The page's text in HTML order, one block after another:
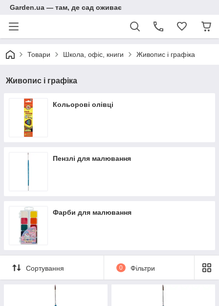
Garden.ua — там, де сад оживає
Товари Школа, офіс, книги Живопис і графіка
Живопис і графіка
Кольорові олівці
Пензлі для малювання
Фарби для малювання
Сортування 0 Фільтри